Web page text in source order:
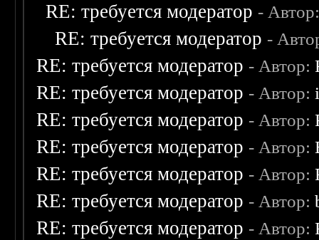
RE: требуется модератор -
RE: требуется модератор -
RE: требуется модератор - Автор:
RE: требуется модератор - Автор:
RE: требуется модератор - Автор:
RE: требуется модератор - Автор:
RE: требуется модератор - Автор:
RE: требуется модератор - Автор:
RE: требуется модератор - Автор: